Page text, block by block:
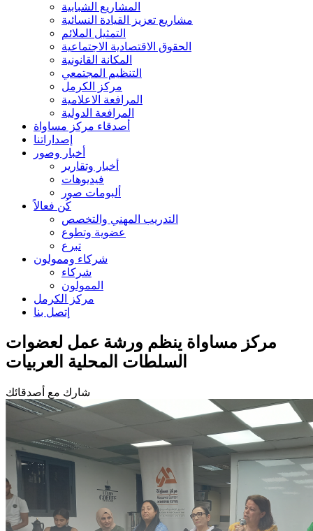
المشاريع الشبابية
مشاريع تعزيز القيادة النسائية
التمثيل الملائم
الحقوق الاقتصادية الاجتماعية
المكانة القانونية
التنظيم المجتمعي
مركز الكرمل
المرافعة الاعلامية
المرافعة الدولية
أصدقاء مركز مساواة
إصداراتنا
أخبار وصور
أخبار وتقارير
فيديوهات
ألبومات صور
كُن فعالاً
التدريب المهني والتخصص
عضوية وتطوع
تبرع
شركاء وممولون
شركاء
الممولون
مركز الكرمل
إتصل بنا
مركز مساواة ينظم ورشة عمل لعضوات
السلطات المحلية العربيات
شارك مع أصدقائك